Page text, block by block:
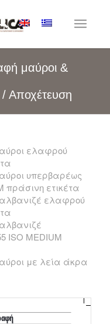
μαύροι &
Αποχέτευση
ελαφρού
υπερβαρέως
πράσινη ετικέτα
ελαφρού
ISO MEDIUM
με λεία άκρα